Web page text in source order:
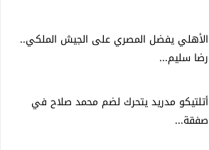
الأهلي يفضل المصري على الجيش الملكي..
رضا سليم...
أتلتيكو مدريد يتحرك لضم محمد صلاح في
صفقة...